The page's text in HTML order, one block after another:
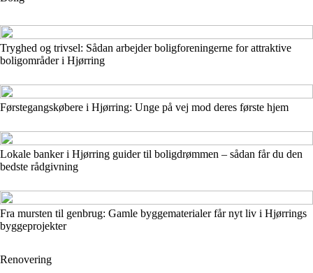
Tryghed og trivsel: Sådan arbejder boligforeningerne for attraktive
boligområder i Hjørring
Førstegangskøbere i Hjørring: Unge på vej mod deres første hjem
Lokale banker i Hjørring guider til boligdrømmen – sådan får du den
bedste rådgivning
Fra mursten til genbrug: Gamle byggematerialer får nyt liv i Hjørrings
byggeprojekter
Renovering